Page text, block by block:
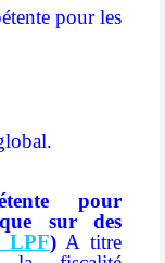
pour les
pour
sur des
LPF) A titre